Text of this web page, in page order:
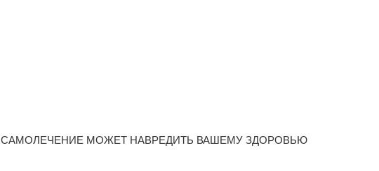
САМОЛЕЧЕНИЕ МОЖЕТ НАВРЕДИТЬ ВАШЕМУ ЗДОРОВЬЮ